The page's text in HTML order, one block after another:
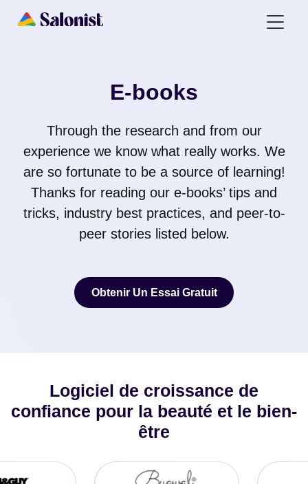
E-books
Through the research and from our
experience we know what really works. We
are so fortunate to be a source of learning!
Thanks for reading our e-books’ tips and
tricks, industry best practices, and peer-to-
peer stories listed below.
Obtenir Un Essai Gratuit
Logiciel de croissance de
confiance pour la beauté et le bien-
être